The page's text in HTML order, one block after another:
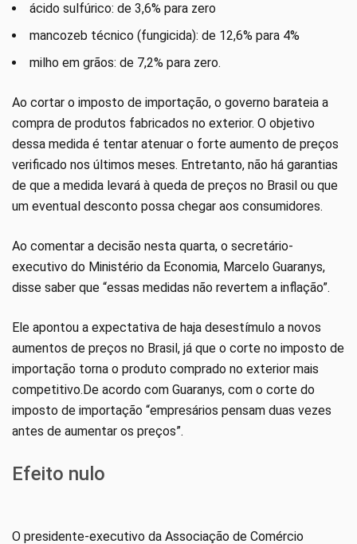
ácido sulfúrico: de 3,6% para zero
mancozeb técnico (fungicida): de 12,6% para 4%
milho em grãos: de 7,2% para zero.
Ao cortar o imposto de importação, o governo barateia a
compra de produtos fabricados no exterior. O objetivo
dessa medida é tentar atenuar o forte aumento de preços
verificado nos últimos meses. Entretanto, não há garantias
de que a medida levará à queda de preços no Brasil ou que
um eventual desconto possa chegar aos consumidores.
Ao comentar a decisão nesta quarta, o secretário-
executivo do Ministério da Economia, Marcelo Guaranys,
disse saber que “essas medidas não revertem a inflação”.
Ele apontou a expectativa de haja desestímulo a novos
aumentos de preços no Brasil, já que o corte no imposto de
importação torna o produto comprado no exterior mais
competitivo.De acordo com Guaranys, com o corte do
imposto de importação “empresários pensam duas vezes
antes de aumentar os preços”.
Efeito nulo
O presidente-executivo da Associação de Comércio